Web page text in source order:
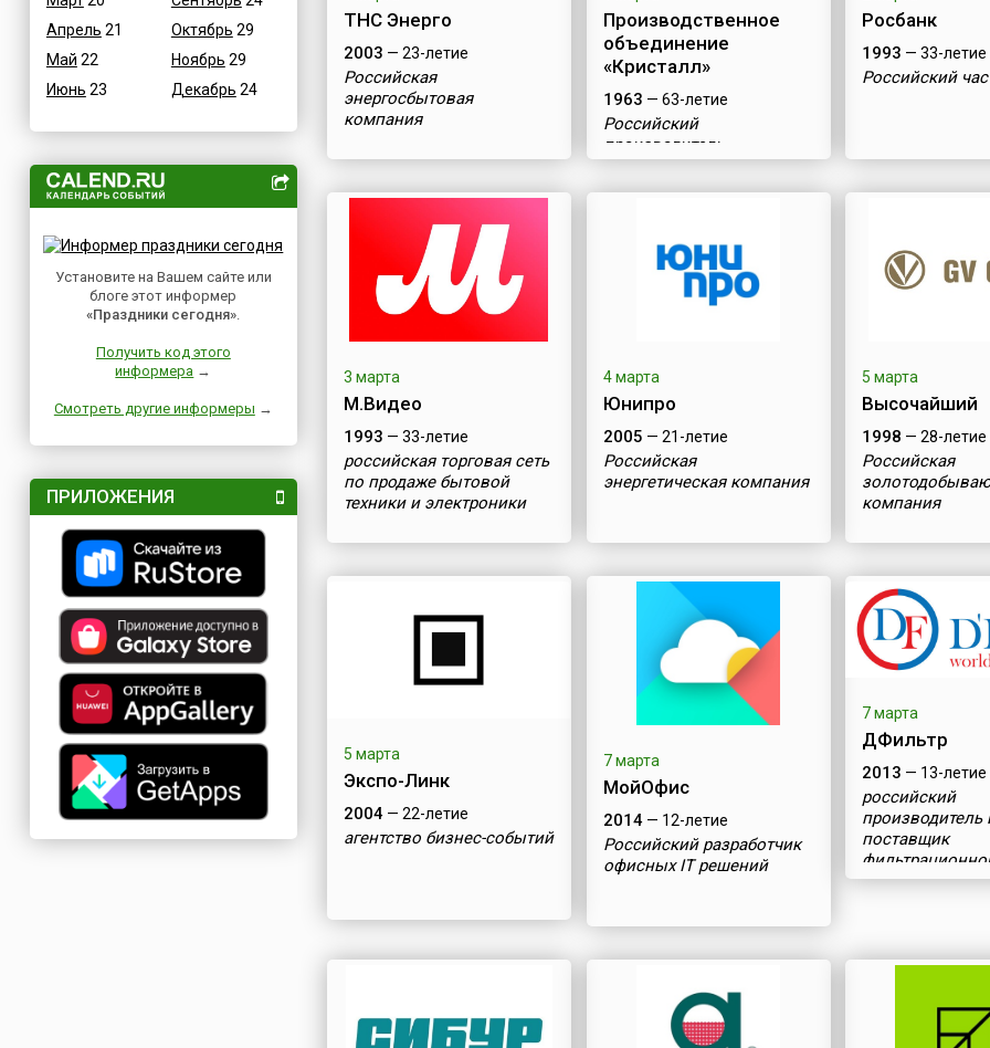
Апрель 21
Май 22
Июнь 23
Октябрь 29
Ноябрь 29
Декабрь 24
Установите на Вашем сайте или
блоге этот информер
«Праздники сегодня».
Получить код этого
информера →
Смотреть другие информеры →
ПРИЛОЖЕНИЯ
ТНС Энерго
2003 — 23-летие
Российская
энергосбытовая
компания
Производственное
объединение
«Кристалл»
1963 — 63-летие
Российский
производитель
бриллиантов
Росбанк
1993 — 33-летие
Российский
3 марта
М.Видео
1993 — 33-летие
российская торговая сеть
по продаже бытовой
техники и электроники
4 марта
Юнипро
2005 — 21-летие
Российская
энергетическая компания
5 марта
Высочайший
1998 — 28-летие
Российская
компания
5 марта
Экспо-Линк
2004— 22-летие
агентство бизнес-событий
7 марта
МойОфис
2014— 12-летие
Российский разработчик
офисных IT решений
7 марта
ДФильтр
2013 — 13-летие
российский
производитель
поставщик
оборудования и